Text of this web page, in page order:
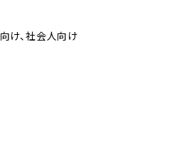
け、社会人向け